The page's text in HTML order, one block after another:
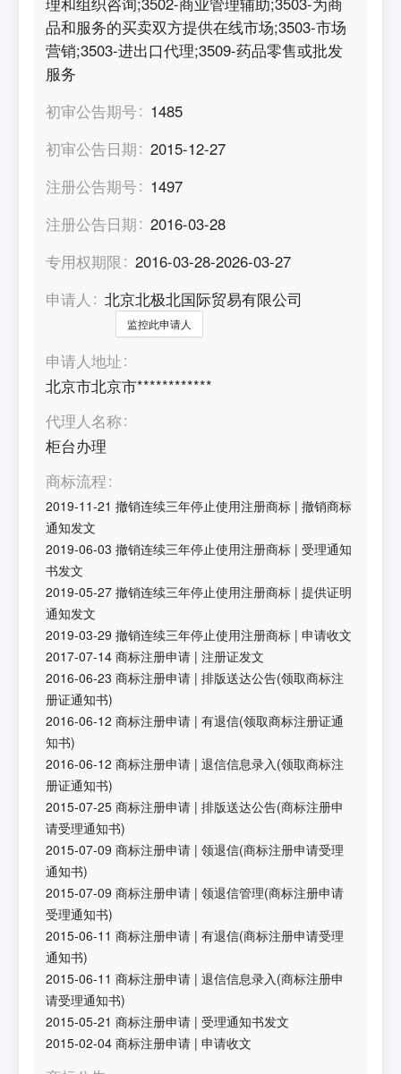
品和服务的买卖双方提供在线市场;3503-市场
营销;3503-进出口代理;3509-药品零售或批发
服务
初审公告期号
1485
初审公告日期
2015-12-27
注册公告期号
1497
注册公告日期
2016-03-28
专用权期限
2016-03-28-2026-03-27
申请人
北京北极北国际贸易有限公司
监控此申请人
申请人地址
北京市北京市************
代理人名称
柜台办理
商标流程
2019-11-21 撤销连续三年停止使用注册商标 |撤销商标
通知发文
2019-06-03 撤销连续三年停止使用注册商标 |受理通知
书发文
2019-05-27 撤销连续三年停止使用注册商标 |提供证明
通知发文
2019-03-29 撤销连续三年停止使用注册商标 |申请收文
2017-07-14 商标注册申请 |注册证发文
2016-06-23 商标注册申请 |排版送达公告(领取商标注
册证通知书)
2016-06-12 商标注册申请 |有退信(领取商标注册证通
知书)
2016-06-12 商标注册申请 |退信信息录入(领取商标注
册证通知书)
2015-07-25 商标注册申请 |排版送达公告(商标注册申
请受理通知书)
2015-07-09 商标注册申请 |领退信(商标注册申请受理
通知书)
2015-07-09 商标注册申请 |领退信管理(商标注册申请
受理通知书)
2015-06-11 商标注册申请 |有退信(商标注册申请受理
通知书)
2015-06-11 商标注册申请 |退信信息录入(商标注册申
请受理通知书)
2015-05-21 商标注册申请 |受理通知书发文
2015-02-04 商标注册申请 |申请收文